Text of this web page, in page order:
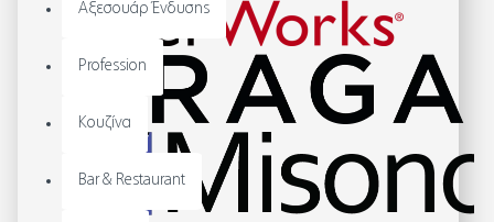
Αξεσουάρ Ένδυσης
Profession
Κουζίνα
Bar & Restaurant